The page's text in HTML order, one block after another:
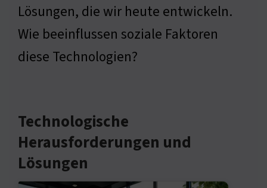
Lösungen, die wir heute entwickeln.
Wie beeinflussen soziale Faktoren
diese Technologien?
Technologische
Herausforderungen und
Lösungen